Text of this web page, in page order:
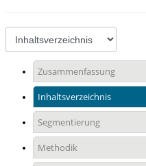
Zusammenfassung
Inhaltsverzeichnis
Segmentierung
Methodik